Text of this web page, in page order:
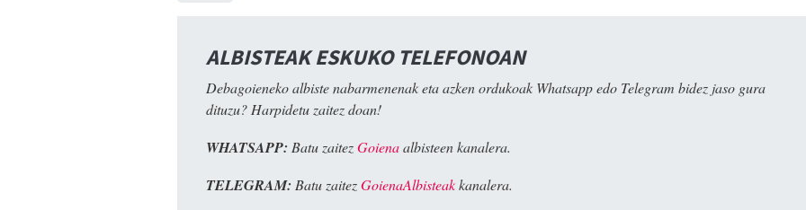
ALBISTEAK ESKUKO TELEFONOAN
Debagoieneko albiste nabarmenenak eta azken ordukoak Whatsapp edo Telegram bidez jaso gura
dituzu? Harpidetu zaitez doan!
WHATSAPP: Batu zaitezGoienaalbisteen kanalera.
TELEGRAM: Batu zaitezGoienaAlbisteakkanalera.